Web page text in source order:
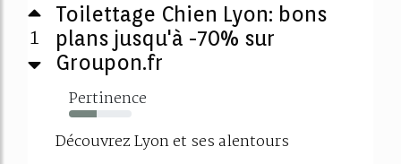
1
Toilettage Chien Lyon: bons
plans jusqu'à -70% sur
Groupon.fr
Pertinence
44%
Découvrez Lyon et ses alentours